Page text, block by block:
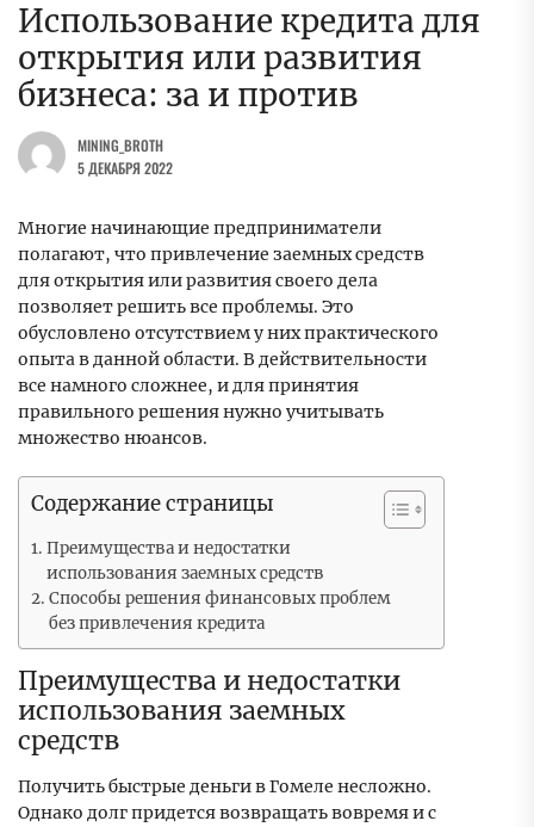
Использование кредита для
открытия или развития
бизнеса: за и против
MINING_BROTH
5 ДЕКАБРЯ 2022
Многие начинающие предприниматели
полагают, что привлечение заемных средств
для открытия или развития своего дела
позволяет решить все проблемы. Это
обусловлено отсутствием у них практического
опыта в данной области. В действительности
все намного сложнее, и для принятия
правильного решения нужно учитывать
множество нюансов.
Содержание страницы
Преимущества и недостатки
использования заемных средств
Способы решения финансовых проблем
без привлечения кредита
Преимущества и недостатки
использования заемных
средств
Получить быстрые деньги в Гомеле несложно.
Однако долг придется возвращать вовремя и с